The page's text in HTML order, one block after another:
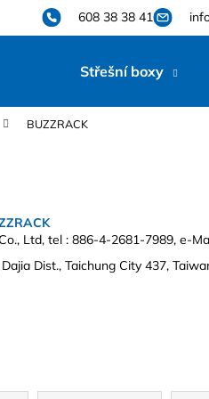
608 38 38 41
Střešní boxy
BUZZRACK
Ltd, tel : 886-4-2681-7989, e-
Dist., Taichung City 437,